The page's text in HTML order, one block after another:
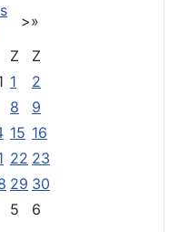
>»
Z
Z
1
2
8
9
15 16
22 23
29 30
5 6